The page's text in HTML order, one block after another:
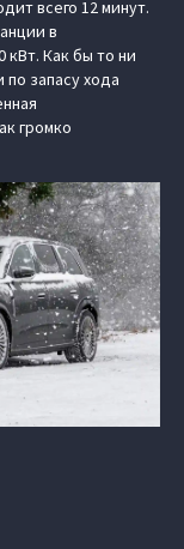
всего 12 минут.
в
кВт. Как бы то ни
запасу хода
громко